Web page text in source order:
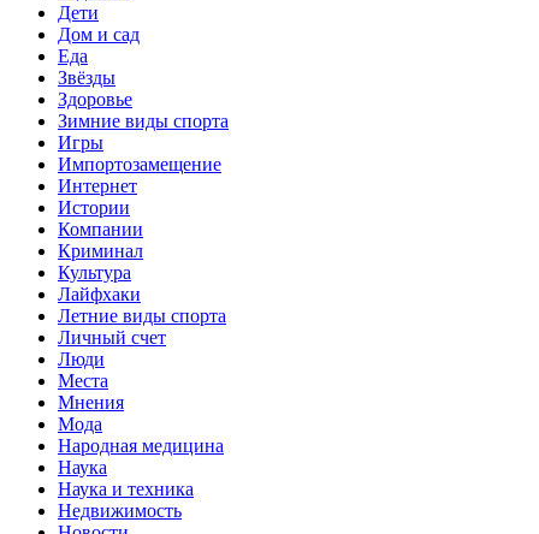
Дети
Дом и сад
Еда
Звёзды
Здоровье
Зимние виды спорта
Игры
Импортозамещение
Интернет
Истории
Компании
Криминал
Культура
Лайфхаки
Летние виды спорта
Личный счет
Люди
Места
Мнения
Мода
Народная медицина
Наука
Наука и техника
Недвижимость